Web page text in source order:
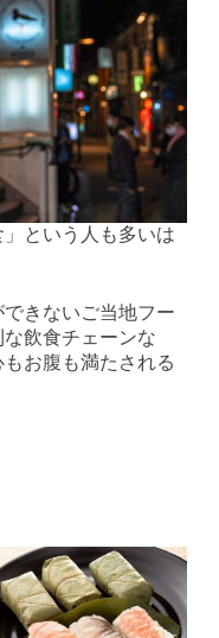
という人も多いは
きないご当地フー
飲食チェーンな
お腹も満たされる